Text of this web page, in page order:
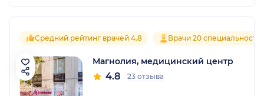
Средний рейтинг врачей 4.8 Врачи 20
Магнолия, медицинский центр
4.8 23 отзыва